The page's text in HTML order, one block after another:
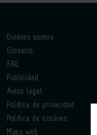
Quiénes somos
Glosario
FAQ
Publicidad
Aviso legal
Política de privacidad
Política de cookies
Mapa web